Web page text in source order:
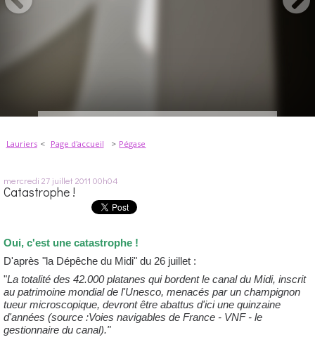
Lauriers Page d'accueil Pégase
mercredi 27 juillet 2011 00h04
Catastrophe !
Oui, c'est une catastrophe !
D'après "la Dépêche du Midi" du 26 juillet :
"La totalité des 42.000 platanes qui bordent le canal du Midi, inscrit
au patrimoine mondial de l'Unesco, menacés par un champignon
tueur microscopique, devront être abattus d'ici une quinzaine
d'années (source :Voies navigables de France - VNF - le
gestionnaire du canal)."